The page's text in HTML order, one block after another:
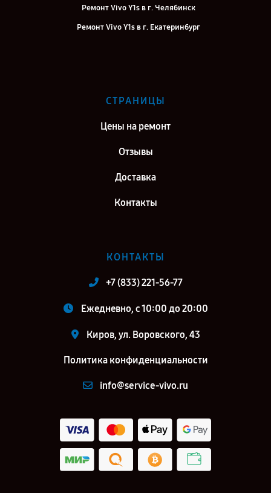
Ремонт Vivo Y1s в г. Челябинск
Ремонт Vivo Y1s в г. Екатеринбург
Ремонт Vivo Y1s в г. Самара
СТРАНИЦЫ
Цены на ремонт
Отзывы
Доставка
Контакты
КОНТАКТЫ
+7 (833) 221-56-77
Ежедневно, с 10:00 до 20:00
Киров, ул. Воровского, 43
Политика конфиденциальности
info@service-vivo.ru